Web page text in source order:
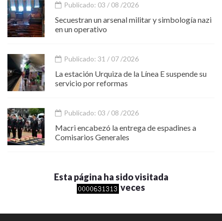
Publicado: 03 / 08 /2026
Secuestran un arsenal militar y simbología nazi
en un operativo
Publicado: 31 / 07 /2026
La estación Urquiza de la Línea E suspende su
servicio por reformas
Publicado: 03 / 08 /2026
Macri encabezó la entrega de espadines a
Comisarios Generales
Esta página ha sido visitada
veces